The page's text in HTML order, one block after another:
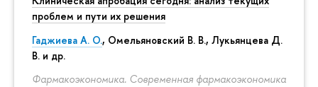
проблем и пути их решения
Гаджиева А. О., Омельяновский В. В., Лукьянцева Д.
В. и др.
Фармакоэкономика. Современная фармакоэкономика